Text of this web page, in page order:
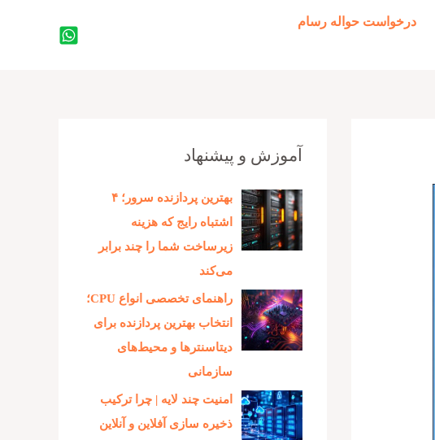
درخواست حواله رسام
جستجو
آموزش و پیشنهاد
بهترین پردازنده‌ سرور؛ ۴
اشتباه رایج که هزینه
زیرساخت شما را چند برابر
می‌کند
راهنمای تخصصی انواع CPU؛
انتخاب بهترین پردازنده برای
دیتاسنترها و محیط‌های
سازمانی
امنیت چند لایه | چرا ترکیب
ذخیره‌ سازی آفلاین و آنلاین